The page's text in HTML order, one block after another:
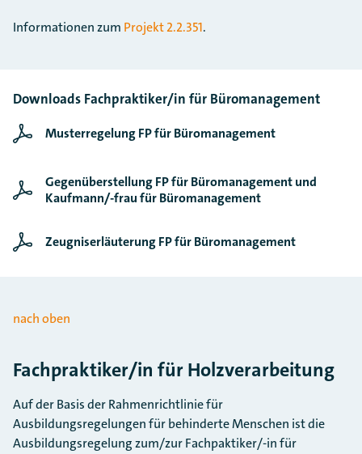
Informationen zum Projekt 2.2.351.
Downloads Fachpraktiker/in für Büromanagement
Musterregelung FP für Büromanagement
Gegenüberstellung FP für Büromanagement und
Kaufmann/-frau für Büromanagement
Zeugniserläuterung FP für Büromanagement
nach oben
Fachpraktiker/in für Holzverarbeitung
Auf der Basis der Rahmenrichtlinie für
Ausbildungsregelungen für behinderte Menschen ist die
Ausbildungsregelung zum/zur Fachpaktiker/-in für